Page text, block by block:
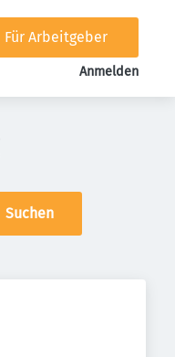
Für Arbeitgeber
Anmelden
Suchen